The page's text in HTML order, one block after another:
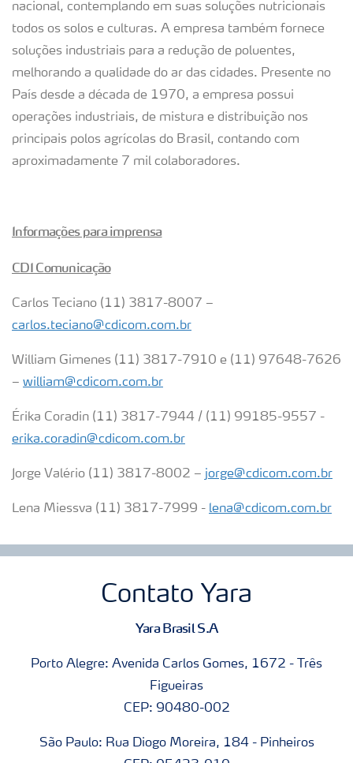
nacional, contemplando em suas soluções nutricionais
todos os solos e culturas. A empresa também fornece
soluções industriais para a redução de poluentes,
melhorando a qualidade do ar das cidades. Presente no
País desde a década de 1970, a empresa possui
operações industriais, de mistura e distribuição nos
principais polos agrícolas do Brasil, contando com
aproximadamente 7 mil colaboradores.
Informações para imprensa
CDI Comunicação
Carlos Teciano (11) 3817-8007 –
carlos.teciano@cdicom.com.br
William Gimenes (11) 3817-7910 e (11) 97648-7626
– william@cdicom.com.br
Érika Coradin (11) 3817-7944 / (11) 99185-9557 -
erika.coradin@cdicom.com.br
Jorge Valério (11) 3817-8002 – jorge@cdicom.com.br
Lena Miessva (11) 3817-7999 - lena@cdicom.com.br
Contato Yara
Yara Brasil S.A
Porto Alegre: Avenida Carlos Gomes, 1672 - Três
Figueiras
CEP: 90480-002
São Paulo: Rua Diogo Moreira, 184 - Pinheiros